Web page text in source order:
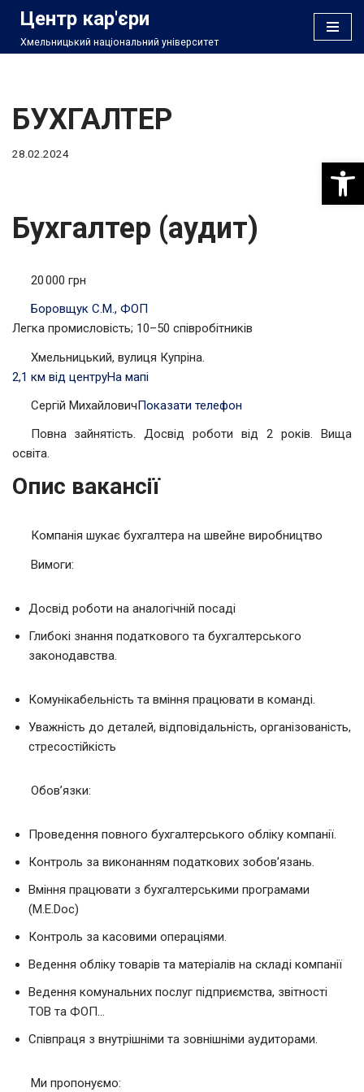
Перейти
Центр кар'єри
Хмельницький національний університет
БУХГАЛТЕР
28.02.2024
Бухгалтер (аудит)
20 000 грн
Боровщук С.М., ФОП
Легка промисловість; 10–50 співробітників
Хмельницький, вулиця Купріна.
2,1 км від центруНа мапі
Сергій МихайловичПоказати телефон
Повна зайнятість. Досвід роботи від 2 років. Вища
освіта.
Опис вакансії
Компанія шукає бухгалтера на швейне виробництво
Вимоги:
Досвід роботи на аналогічній посаді
Глибокі знання податкового та бухгалтерського
законодавства.
Комунікабельність та вміння працювати в команді.
Уважність до деталей, відповідальність, організованість,
стресостійкість
Обов’язки:
Проведення повного бухгалтерського обліку компанії.
Контроль за виконанням податкових зобов’язань.
Вміння працювати з бухгалтерськими програмами
(M.E.Doc)
Контроль за касовими операціями.
Ведення обліку товарів та матеріалів на складі компанії
Ведення комунальних послуг підприємства, звітності
ТОВ та ФОП…
Співпраця з внутрішніми та зовнішніми аудиторами.
Ми пропонуємо: